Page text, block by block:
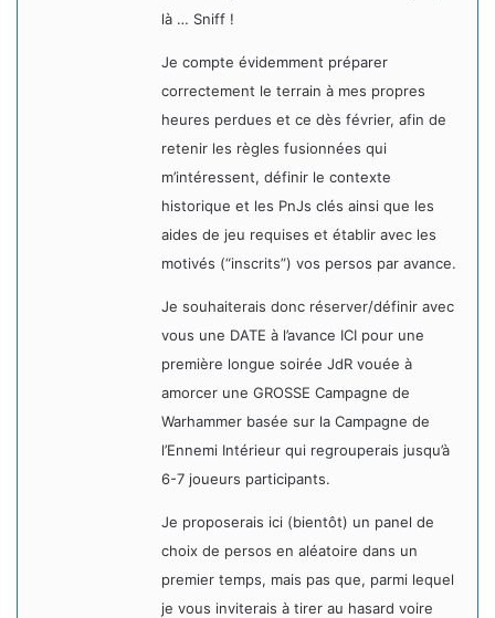
là … Sniff !
Je compte évidemment préparer
correctement le terrain à mes propres
heures perdues et ce dès février, afin de
retenir les règles fusionnées qui
m’intéressent, définir le contexte
historique et les PnJs clés ainsi que les
aides de jeu requises et établir avec les
motivés (“inscrits”) vos persos par avance.
Je souhaiterais donc réserver/définir avec
vous une DATE à l’avance ICI pour une
première longue soirée JdR vouée à
amorcer une GROSSE Campagne de
Warhammer basée sur la Campagne de
l’Ennemi Intérieur qui regrouperais jusqu’à
6-7 joueurs participants.
Je proposerais ici (bientôt) un panel de
choix de persos en aléatoire dans un
premier temps, mais pas que, parmi lequel
je vous inviterais à tirer au hasard voire